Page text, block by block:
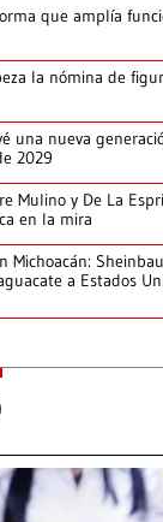
que amplía
la nómina de
una nueva
2029
Mulino y De La
en la mira
Michoacán:
a Estados